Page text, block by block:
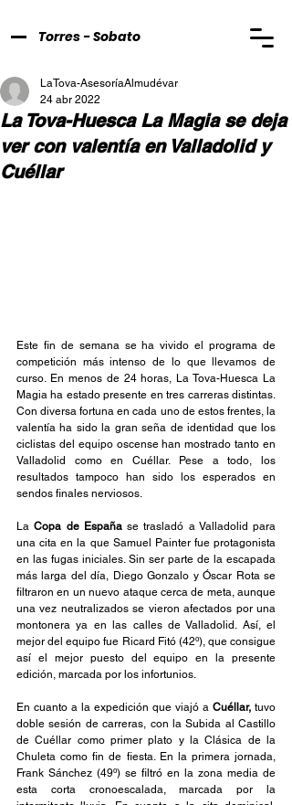
Torres - Sobato
La Tova-Huesca La Magia se deja
ver con valentía en Valladolid y
Cuéllar
LaTova-AsesoríaAlmudévar
24 abr 2022
Este fin de semana se ha vivido el programa de
competición más intenso de lo que llevamos de
curso. En menos de 24 horas, La Tova-Huesca La
Magia ha estado presente en tres carreras distintas.
Con diversa fortuna en cada uno de estos frentes, la
valentía ha sido la gran seña de identidad que los
ciclistas del equipo oscense han mostrado tanto en
Valladolid como en Cuéllar. Pese a todo, los
resultados tampoco han sido los esperados en
sendos finales nerviosos.
La Copa de España se trasladó a Valladolid para
una cita en la que Samuel Painter fue protagonista
en las fugas iniciales. Sin ser parte de la escapada
más larga del día, Diego Gonzalo y Óscar Rota se
filtraron en un nuevo ataque cerca de meta, aunque
una vez neutralizados se vieron afectados por una
montonera ya en las calles de Valladolid. Así, el
mejor del equipo fue Ricard Fitó (42º), que consigue
así el mejor puesto del equipo en la presente
edición, marcada por los infortunios.
En cuanto a la expedición que viajó a Cuéllar, tuvo
doble sesión de carreras, con la Subida al Castillo
de Cuéllar como primer plato y la Clásica de la
Chuleta como fin de fiesta. En la primera jornada,
Frank Sánchez (49º) se filtró en la zona media de
esta corta cronoescalada, marcada por la